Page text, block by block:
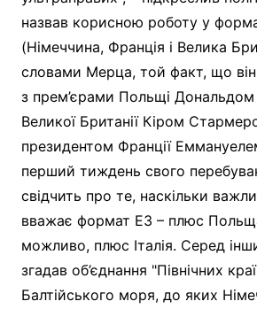
назвав корисною роботу у
(Німеччина, Франція і Велика
словами Мерца, той факт, що він
з прем’єрами Польщі Дональдом
Великої Британії Кіром
президентом Франції
перший тиждень свого
свідчить про те, наскільки
вважає формат E3 – плюс
можливо, плюс Італія. Серед
згадав об’єднання "Північних
Балтійського моря, до яких